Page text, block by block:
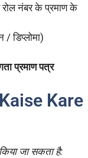
नंबर के प्रमाण के
डिप्लोमा)
प्रमाण पत्र
Kare
जा सकता है: